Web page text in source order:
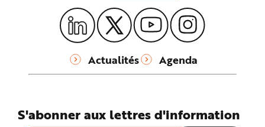
Actualités Agenda
S'abonner aux lettres d'information